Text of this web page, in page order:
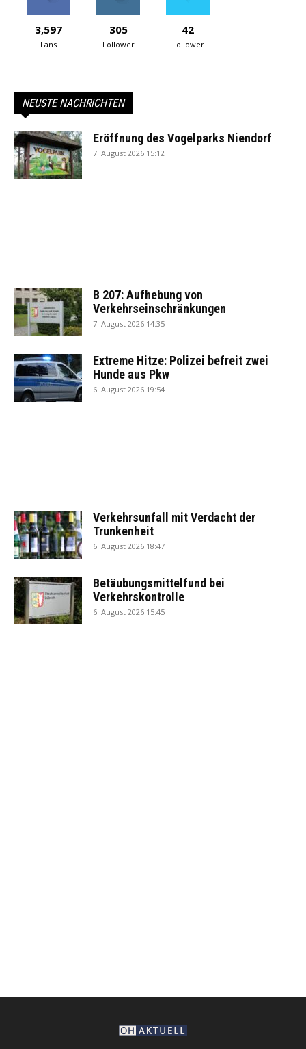
3,597
Fans
305
Follower
42
Follower
NEUSTE NACHRICHTEN
Eröffnung des Vogelparks Niendorf
7. August 2026 15:12
B 207: Aufhebung von
Verkehrseinschränkungen
7. August 2026 14:35
Extreme Hitze: Polizei befreit zwei
Hunde aus Pkw
6. August 2026 19:54
Verkehrsunfall mit Verdacht der
Trunkenheit
6. August 2026 18:47
Betäubungsmittelfund bei
Verkehrskontrolle
6. August 2026 15:45